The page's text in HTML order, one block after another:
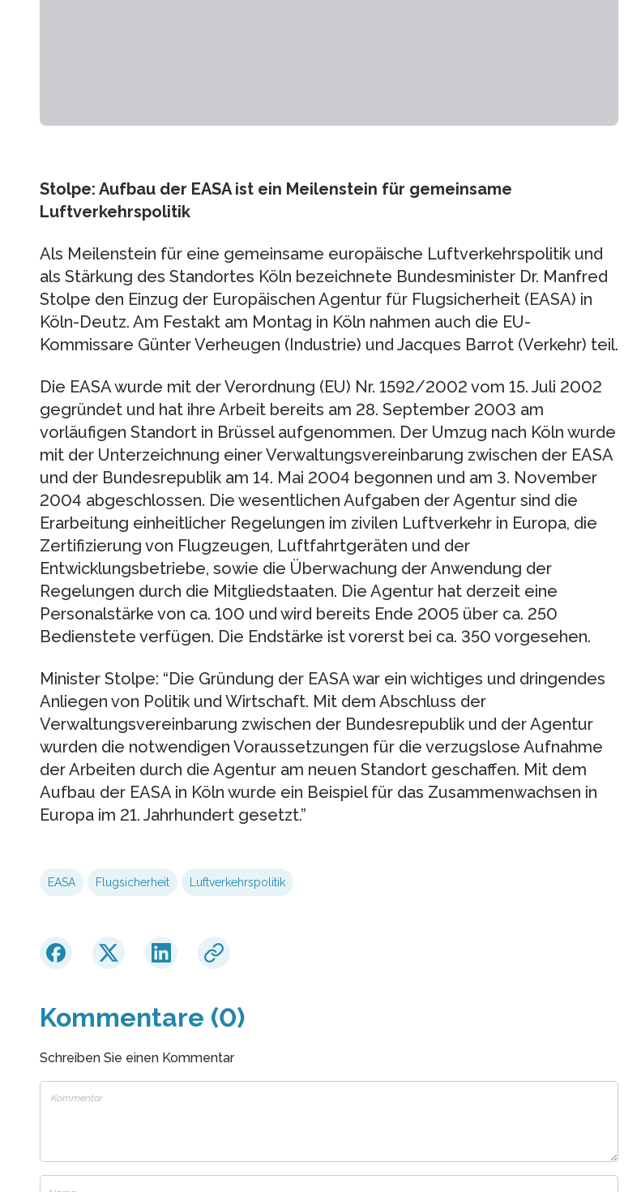
Stolpe: Aufbau der EASA ist ein Meilenstein für gemeinsame
Luftverkehrspolitik
Als Meilenstein für eine gemeinsame europäische Luftverkehrspolitik und
als Stärkung des Standortes Köln bezeichnete Bundesminister Dr. Manfred
Stolpe den Einzug der Europäischen Agentur für Flugsicherheit (EASA) in
Köln-Deutz. Am Festakt am Montag in Köln nahmen auch die EU-
Kommissare Günter Verheugen (Industrie) und Jacques Barrot (Verkehr) teil.
Die EASA wurde mit der Verordnung (EU) Nr. 1592/2002 vom 15. Juli 2002
gegründet und hat ihre Arbeit bereits am 28. September 2003 am
vorläufigen Standort in Brüssel aufgenommen. Der Umzug nach Köln wurde
mit der Unterzeichnung einer Verwaltungsvereinbarung zwischen der EASA
und der Bundesrepublik am 14. Mai 2004 begonnen und am 3. November
2004 abgeschlossen. Die wesentlichen Aufgaben der Agentur sind die
Erarbeitung einheitlicher Regelungen im zivilen Luftverkehr in Europa, die
Zertifizierung von Flugzeugen, Luftfahrtgeräten und der
Entwicklungsbetriebe, sowie die Überwachung der Anwendung der
Regelungen durch die Mitgliedstaaten. Die Agentur hat derzeit eine
Personalstärke von ca. 100 und wird bereits Ende 2005 über ca. 250
Bedienstete verfügen. Die Endstärke ist vorerst bei ca. 350 vorgesehen.
Minister Stolpe: “Die Gründung der EASA war ein wichtiges und dringendes
Anliegen von Politik und Wirtschaft. Mit dem Abschluss der
Verwaltungsvereinbarung zwischen der Bundesrepublik und der Agentur
wurden die notwendigen Voraussetzungen für die verzugslose Aufnahme
der Arbeiten durch die Agentur am neuen Standort geschaffen. Mit dem
Aufbau der EASA in Köln wurde ein Beispiel für das Zusammenwachsen in
Europa im 21. Jahrhundert gesetzt.”
EASA Flugsicherheit Luftverkehrspolitik
Kommentare (0)
Schreiben Sie einen Kommentar